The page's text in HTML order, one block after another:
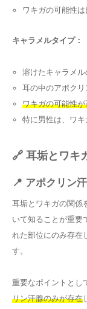
ワキガの可能性
キャラメルタイプ：
溶けたキャラメ
耳の中のアポク
ワキガの可能性が
特に男性は、ワ
🔗 耳垢とワキ
📍 アポクリン
耳垢とワキガの関係
いて知ることが重要
れた部位にのみ存在
す。
重要なポイントとし
リン汗腺のみが存在